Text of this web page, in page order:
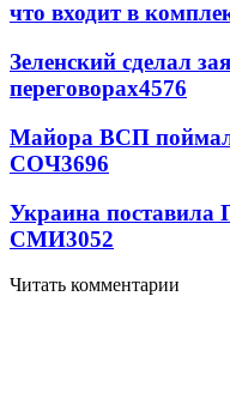
что входит в
Зеленский сделал
переговорах4576
Майора ВСП
СОЧ3696
Украина поставила
СМИ3052
Читать комментарии